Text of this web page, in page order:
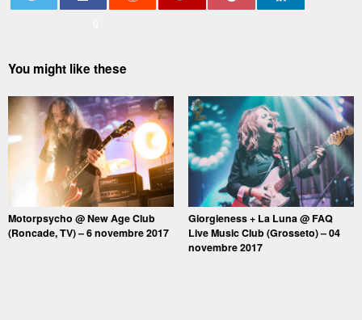
You might like these
Motorpsycho @ New Age Club
(Roncade, TV) – 6 novembre 2017
Giorgieness + La Luna @ FAQ
Live Music Club (Grosseto) – 04
novembre 2017